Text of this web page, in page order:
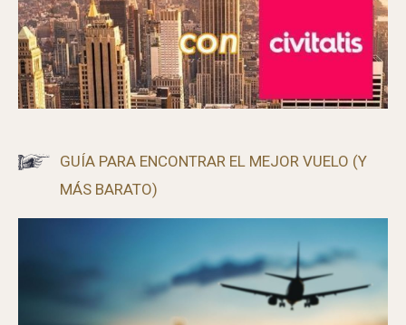
GUÍA PARA ENCONTRAR EL MEJOR VUELO (Y
MÁS BARATO)